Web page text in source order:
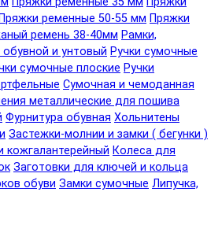
Пряжки ременные 50-55 мм Пряжки
ремень 38-40мм Рамки,
обувной и унтовый Ручки сумочные
сумочные плоские Ручки
Сумочная и чемоданная
металлические для пошива
Фурнитура обувная Хольнитены
Застежки-молнии и замки ( бегунки )
кожгалантерейный Колеса для
Заготовки для ключей и кольца
обуви Замки сумочные Липучка,